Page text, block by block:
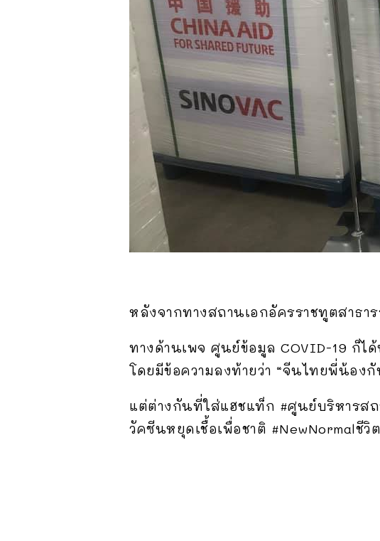
หลังจากทางสถานเอกอัครราชทูตสาธา
ทางด้านเพจ ศูนย์ข้อมูล COVID-19 ก็ไ
โดยมีข้อความลงท้ายว่า “จีนไทยพี่น้องกั
แต่ต่างกันที่ใส่แฮชแท็ก #ศูนย์บริหารสถ
วัคซีนหยุดเชื้อเพื่อชาติ #NewNormalชีวิ